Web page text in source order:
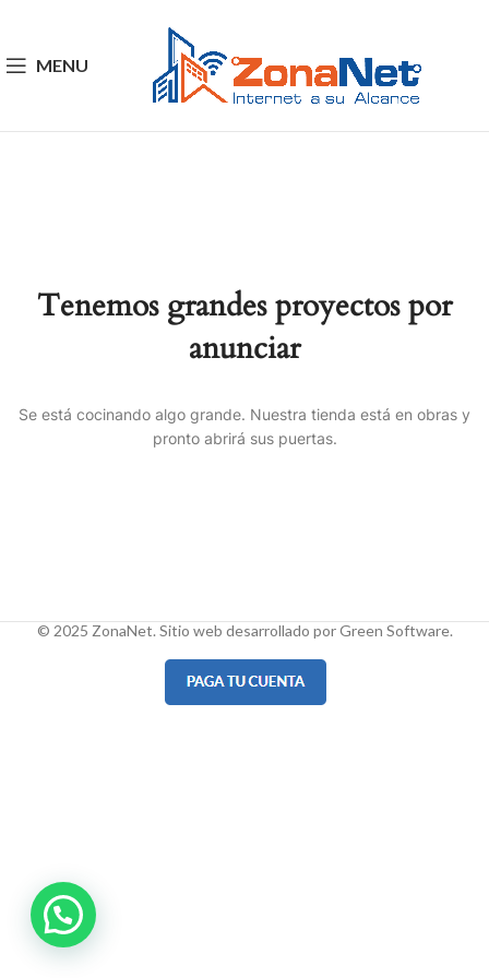
MENU
Tenemos grandes proyectos por
anunciar
Se está cocinando algo grande. Nuestra tienda está en obras y
pronto abrirá sus puertas.
© 2025 ZonaNet. Sitio web desarrollado por Green Software.